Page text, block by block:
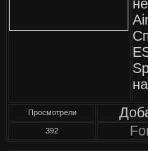
Просмотрели
392